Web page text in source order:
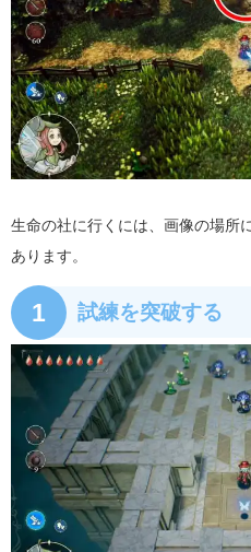
生命の社に行くには、画像の場所
あります。
1 試練を突破する